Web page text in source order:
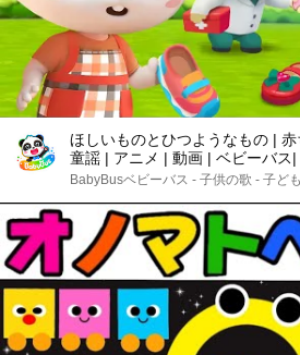
ほしいものとひつようなもの |
童謡 | アニメ | 動画 | ベビーバス
BabyBusベビーバス - 子供の歌 - 子ど